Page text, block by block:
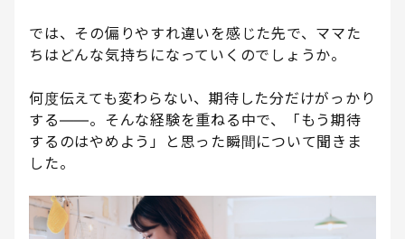
では、その偏りやすれ違いを感じた先で、ママた
ちはどんな気持ちになっていくのでしょうか。
何度伝えても変わらない、期待した分だけがっかり
する――。そんな経験を重ねる中で、「もう期待
するのはやめよう」と思った瞬間について聞きま
した。